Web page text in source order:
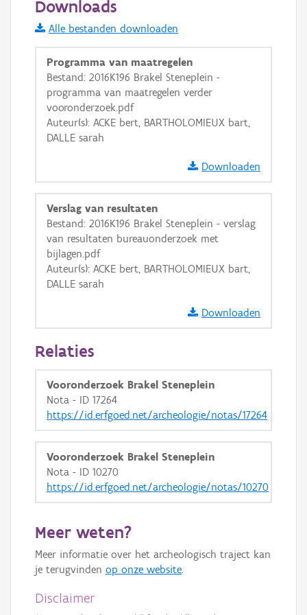
Informatie Vlaanderen
i
+ −
Basis Lagen
OSM-Basiskaart
Ortho
GRB-Basiskaart
Downloads
Alle bestanden downloaden
Programma van maatregelen
Bestand: 2016K196 Brakel Steneplein -
programma van maatregelen verder
vooronderzoek.pdf
Auteur(s): ACKE bert, BARTHOLOMIEUX bart,
DALLE sarah
Downloaden
Verslag van resultaten
Bestand: 2016K196 Brakel Steneplein - verslag
van resultaten bureauonderzoek met
bijlagen.pdf
Auteur(s): ACKE bert, BARTHOLOMIEUX bart,
DALLE sarah
Downloaden
Relaties
Vooronderzoek Brakel Steneplein
Nota - ID 17264
https://id.erfgoed.net/archeologie/notas/17264
Vooronderzoek Brakel Steneplein
Nota - ID 10270
https://id.erfgoed.net/archeologie/notas/10270
Meer weten?
Meer informatie over het archeologisch traject kan
je terugvinden op onze website.
Disclaimer